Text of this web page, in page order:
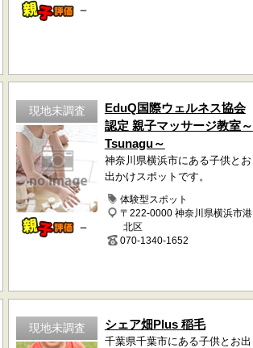
－
現地未調査
－
EduQ国際ウェルネス協会
認定 親子マッサージ教室～
Tsunagu～
神奈川県横浜市にある子供とお
出かけスポットです。
体験型スポット
〒222-0000 神奈川県横浜市港
北区
070-1340-1652
現地未調査 シェア畑Plus 稲毛
千葉県千葉市にある子供とお出